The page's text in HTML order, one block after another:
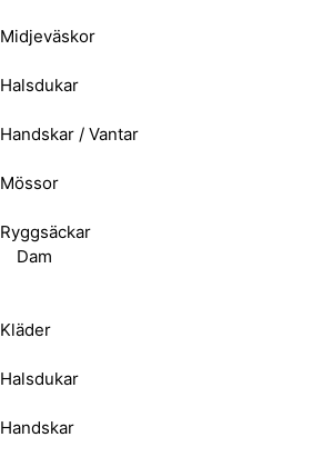
Midjeväskor
Halsdukar
Handskar / Vantar
Mössor
Ryggsäckar
Dam
Kläder
Halsdukar
Handskar